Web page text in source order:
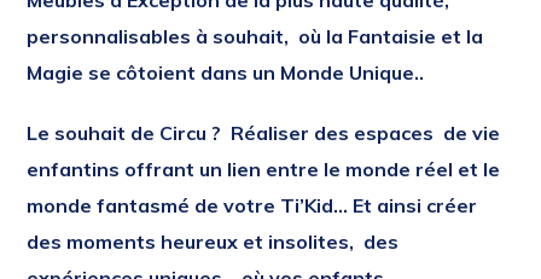
personnalisables à souhait, où la Fantaisie et la
Magie se côtoient dans un Monde Unique..
Le souhait de Circu ? Réaliser des espaces de vie
enfantins offrant un lien entre le monde réel et le
monde fantasmé de votre Ti’Kid… Et ainsi créer
des moments heureux et insolites, des